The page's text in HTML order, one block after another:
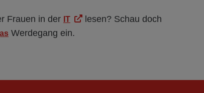
Frauen in der IT
lesen? Schau doch
Werdegang ein.